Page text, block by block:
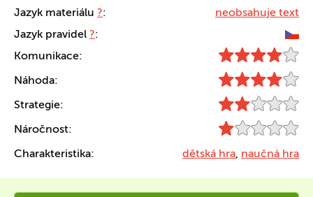
Jazyk materiálu ?:
neobsahuje text
Jazyk pravidel ?:
Komunikace:
Náhoda:
Strategie:
Náročnost:
Charakteristika:
dětská hra, naučná hra